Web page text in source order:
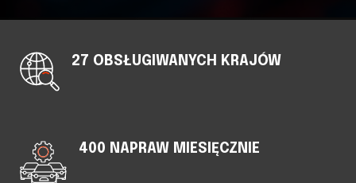
27 OBSŁUGIWANYCH KRAJÓW
400 NAPRAW MIESIĘCZNIE